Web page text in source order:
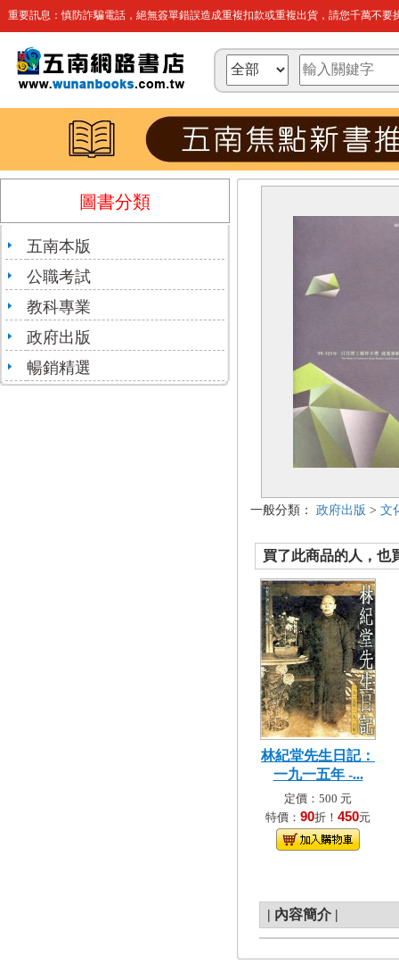
重要訊息：慎防詐騙電話，絕無簽單錯誤造成重複扣款或重複出貨，請您千萬不要
圖書分類
五南本版
公職考試
教科專業
政府出版
暢銷精選
一般分類： 政府出版 > 文
買了此商品的人，也
林紀堂先生日記：
一九一五年 -...
定價：500 元
特價： 90折！ 450元
| 內容簡介 |